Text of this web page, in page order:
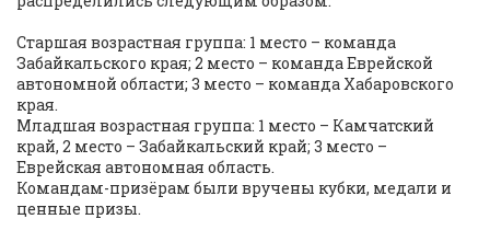
Старшая возрастная группа: 1 место – команда
Забайкальского края; 2 место – команда Еврейской
автономной области; 3 место – команда Хабаровского
края.
Младшая возрастная группа: 1 место – Камчатский
край, 2 место – Забайкальский край; 3 место –
Еврейская автономная область.
Командам-призёрам были вручены кубки, медали и
ценные призы.